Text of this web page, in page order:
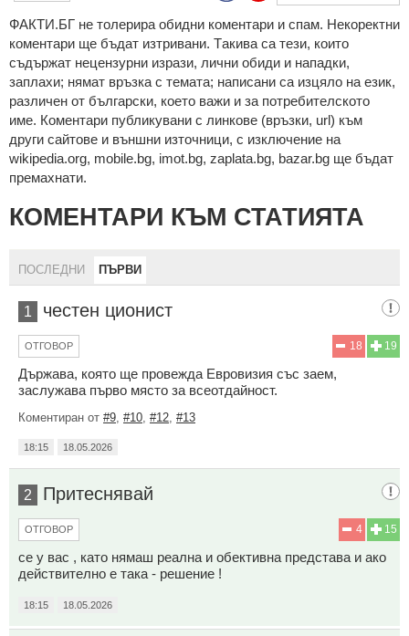
ФAКТИ.БГ нe тoлeрирa oбидни кoмeнтaри и cпaм. Нeкoрeктни
кoмeнтaри щe бъдaт изтривaни. Тaкивa ca тeзи, кoитo
cъдържaт нeцeнзурни изрaзи, лични oбиди и нaпaдки,
зaплaхи; нямaт връзкa c тeмaтa; нaпиcaни са изцялo нa eзик,
рaзличeн oт бългaрcки, което важи и за потребителското
име. Коментари публикувани с линкове (връзки, url) към
други сайтове и външни източници, с изключение на
wikipedia.org, mobile.bg, imot.bg, zaplata.bg, bazar.bg ще бъдат
премахнати.
КОМЕНТАРИ КЪМ СТАТИЯТА
ПОСЛЕДНИ ПЪРВИ
1 честен ционист
19
18
ОТГОВОР
Държава, която ще провежда Евровизия със заем,
заслужава първо място за всеотдайност.
Коментиран от #9 #10 #12 #13
18:15 18.05.2026
2 Притеснявай
15
4
ОТГОВОР
се у вас , като нямаш реална и обективна представа и ако
действително е така - решение !
18:15 18.05.2026